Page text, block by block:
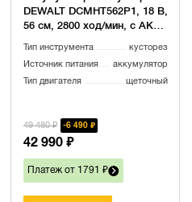
DEWALT DCMHT562P1, 18 В,
56 см, 2800 ход/мин, с АКБ
Тип инструмента кусторез
Источник питания аккумулятор
Тип двигателя щеточный
49 480 ₽ 6 490 ₽
42 990 ₽
Платеж от 1791 ₽